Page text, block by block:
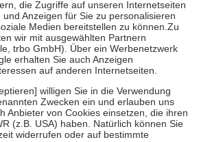
auch für Online-Apotheken.
Krankenpflege beträgt die
der Kosten sowie zehn Euro je
Versicherten für ihre eigene Gesundheit zu
Stellung der Familie zu unterstützen,
an bei:
bis zum vollendeten 18. Lebensjahr
und Früherkennung, die von der